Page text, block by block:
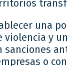
una
violencia y
sanciones
o